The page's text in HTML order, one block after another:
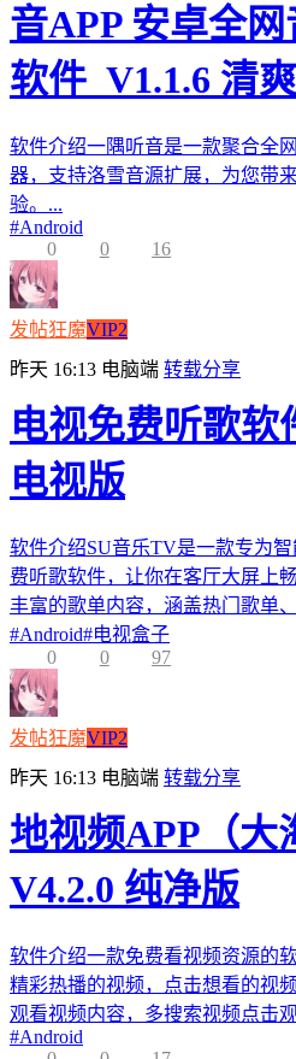
音APP 安卓全
软件_V1.1.6 清
软件介绍一隅听音是一款聚合全
器，支持洛雪音源扩展，为您带
验。...
#Android
0
0 16
发帖狂魔VIP2
昨天 16:13 电脑端 转载分享
电视免费听歌软
电视版
软件介绍SU音乐TV是一款专为
费听歌软件，让你在客厅大屏上
丰富的歌单内容，涵盖热门歌单
#Android#电视盒子
0
0 97
发帖狂魔VIP2
昨天 16:13 电脑端 转载分享
地视频APP（大
V4.2.0 纯净版
软件介绍一款免费看视频资源的
精彩热播的视频，点击想看的视
观看视频内容，多搜索视频点击
#Android